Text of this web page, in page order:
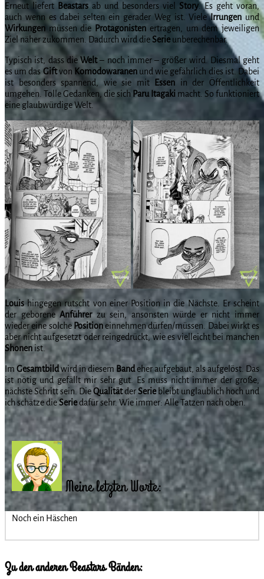
Erneut liefert Beastars ab und besonders viel Story. Es geht voran,
auch wenn es dabei selten ein gerader Weg ist. VieleIrrungen und
Wirkungen müssen die Protagonisten ertragen, um dem jeweiligen
Ziel näher zukommen. Dadurch wird die Serie unberechenbar.
Typisch ist, dass die Welt– noch immer – größer wird. Diesmal geht
es um das Giftvon Komodowaranenund wie gefährlich dies ist. Dabei
ist besonders spannend, wie sie mit
Essen in der Öffentlichkeit
umgehen. Tolle Gedanken, die sich Paru Itagaki macht. So funktioniert
eine glaubwürdige Welt.
Louishingegen rutscht von einer Position in die Nächste. Er scheint
der geboreneAnführerzu sein, ansonsten würde er nicht immer
wieder eine solche Positioneinnehmen dürfen/müssen. Dabei wirkt es
aber nicht aufgesetzt oder reingedrückt, wie es vielleicht bei manchen
Shonen ist.
Im Gesamtbildwird in diesem Bandeher aufgebaut, als aufgelöst. Das
ist nötig und gefällt mir sehr gut. Es muss nicht immer der große,
nächste Schritt sein. DieQualitätderSeriebleibt unglaublich hoch und
ich schätze dieSeriedafür sehr. Wie immer: Alle Tatzen nach oben.
Meine letzten Worte:
Noch ein Häschen
Zu den anderen Beastars Bänden: